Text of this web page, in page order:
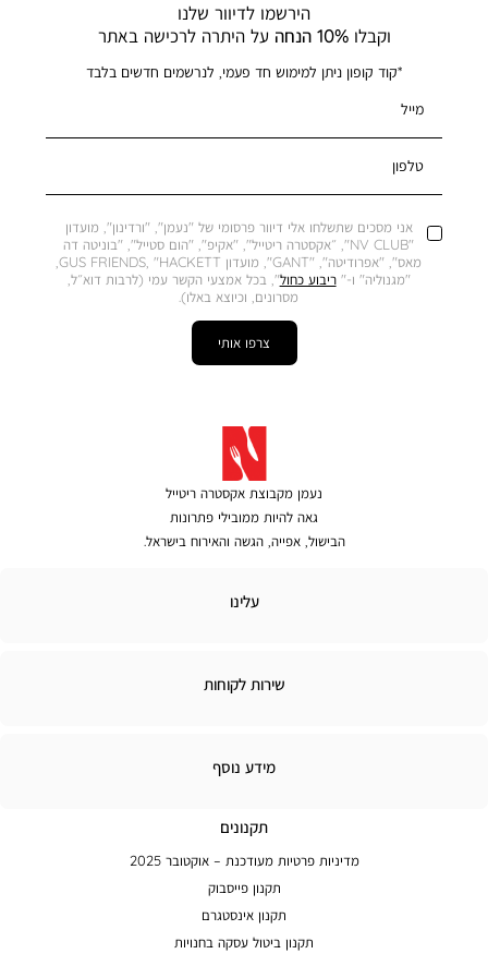
הירשמו לדיוור שלנו
וקבלו10% הנחה על היתרה לרכישה באתר
*קוד קופון ניתן למימוש חד פעמי, לנרשמים חדשים בלבד
מייל
טלפון
אני מסכים שתשלחו אלי דיוור פרסומי של "נעמן", "ורדינון", מועדון
"NV CLUB", ״אקסטרה ריטייל", "אקיפ", "הום סטייל", "בוניטה דה
מאס", "אפרודיטה", "GANT", מועדון GUS FRIENDS, "HACKETT,
"מגנוליה" ו-" ריבוע כחול", בכל אמצעי הקשר עמי (לרבות דוא״ל,
מסרונים, וכיוצא באלו).
צרפו אותי
נעמן מקבוצת אקסטרה ריטייל
גאה להיות ממובילי פתרונות
הבישול, אפייה, הגשה והאירוח בישראל.
עלינו
שירות לקוחות
מידע
מידע נוסף
תקנונים
מדיניות פרטיות מעודכנת – אוקטובר 2025
תקנון פייסבוק
תקנון אינסטגרם
תקנון ביטול עסקה בחנויות